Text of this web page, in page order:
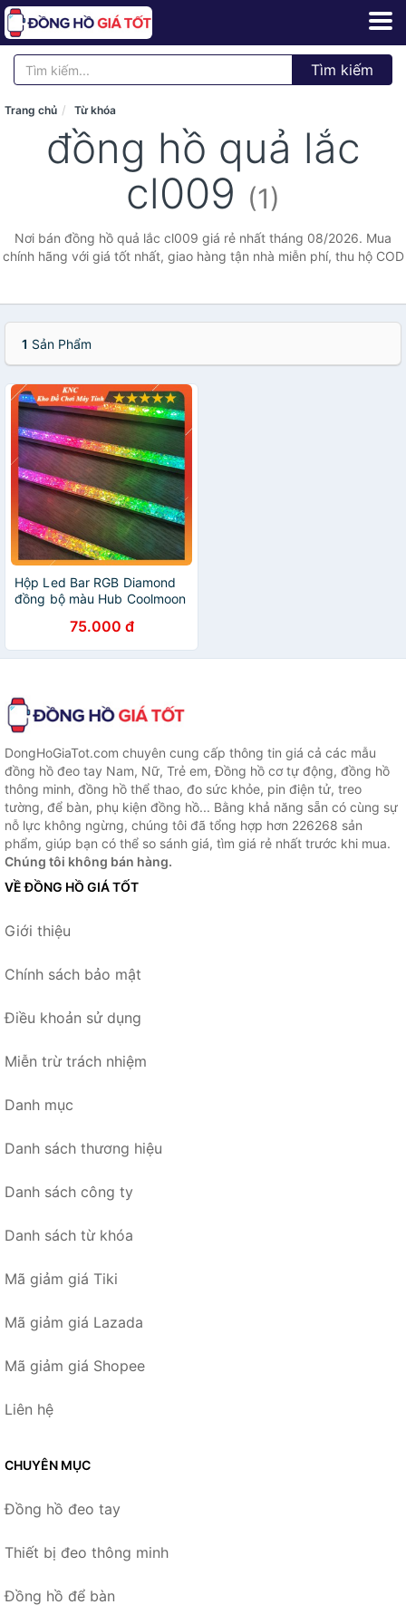
Tìm kiếm
Trang chủ Từ khóa
đồng hồ quả lắc
cl009 (1)
Nơi bán đồng hồ quả lắc cl009 giá rẻ nhất tháng 08/2026. Mua
chính hãng với giá tốt nhất, giao hàng tận nhà miễn phí, thu hộ COD
1 Sản Phẩm
Hộp Led Bar RGB Diamond
đồng bộ màu Hub Coolmoon
75.000 đ
DongHoGiaTot.com chuyên cung cấp thông tin giá cả các mẫu
đồng hồ đeo tay Nam, Nữ, Trẻ em, Đồng hồ cơ tự động, đồng hồ
thông minh, đồng hồ thể thao, đo sức khỏe, pin điện tử, treo
tường, để bàn, phụ kiện đồng hồ... Bằng khả năng sẵn có cùng sự
nỗ lực không ngừng, chúng tôi đã tổng hợp hơn 226268 sản
phẩm, giúp bạn có thể so sánh giá, tìm giá rẻ nhất trước khi mua.
Chúng tôi không bán hàng.
VỀ ĐỒNG HỒ GIÁ TỐT
Giới thiệu
Chính sách bảo mật
Điều khoản sử dụng
Miễn trừ trách nhiệm
Danh mục
Danh sách thương hiệu
Danh sách công ty
Danh sách từ khóa
Mã giảm giá Tiki
Mã giảm giá Lazada
Mã giảm giá Shopee
Liên hệ
CHUYÊN MỤC
Đồng hồ đeo tay
Thiết bị đeo thông minh
Đồng hồ để bàn